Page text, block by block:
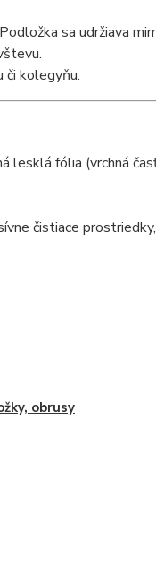
sa udržiava
či kolegyňu.
lesklá fólia (vrchná
čistiace
obrusy